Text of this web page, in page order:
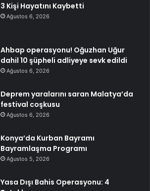
3 Kişi Hayatını Kaybetti
Ağustos 6, 2026
Ahbap operasyonu! Oğuzhan Uğur
dahil 10 şüpheli adliyeye sevk edildi
Ağustos 6, 2026
Deprem yaralarını saran Malatya’da
festival coşkusu
Ağustos 6, 2026
Konya’da Kurban Bayramı
Bayramlaşma Programı
Ağustos 5, 2026
Yasa Dışı Bahis Operasyonu: 4